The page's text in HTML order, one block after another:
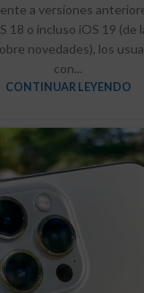
a versiones
18 o incluso iOS 19 (de
novedades), los
con...
CONTINUAR LEYENDO